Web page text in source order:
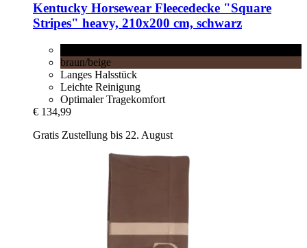
Kentucky Horsewear Fleecedecke "Square
Stripes" heavy, 210x200 cm, schwarz
braun/beige
Langes Halsstück
Leichte Reinigung
Optimaler Tragekomfort
€ 134,99
Gratis Zustellung bis 22. August